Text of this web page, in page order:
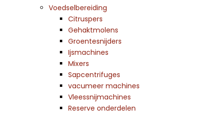
Voedselbereiding
Citruspers
Gehaktmolens
Groentesnijders
Ijsmachines
Mixers
Sapcentrifuges
vacumeer machines
Vleessnijmachines
Reserve onderdelen